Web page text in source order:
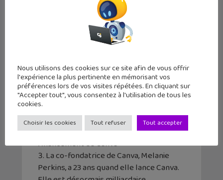
Canva, 5 infos à connaître :
Canva a été créé en 2013 à Sydney en
Australie par Melanie Perkins et Clifford
Obrecht
À ses débuts, plus de 100 investisseurs
locaux avaient rejeté le projet de
financement de Canva
La co-fondatrice de Canva, Melanie
Perkins, a 23 ans quand elle lance Canva.
Nous utilisons des cookies sur ce site afin de vous offrir
l'expérience la plus pertinente en mémorisant vos
préférences lors de vos visites répétées. En cliquant sur
"Accepter tout", vous consentez à l'utilisation de tous les
cookies.
Choisir les cookies Tout refuser Tout accepter